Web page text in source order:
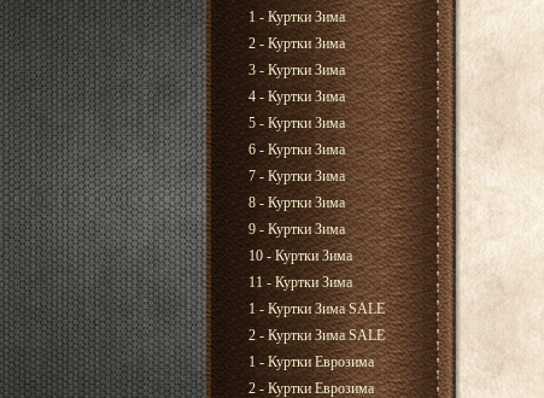
1 - Куртки Зима
2 - Куртки Зима
3 - Куртки Зима
4 - Куртки Зима
5 - Куртки Зима
6 - Куртки Зима
7 - Куртки Зима
8 - Куртки Зима
9 - Куртки Зима
10 - Куртки Зима
11 - Куртки Зима
1 - Куртки Зима SALE
2 - Куртки Зима SALE
1 - Куртки Еврозима
2 - Куртки Еврозима